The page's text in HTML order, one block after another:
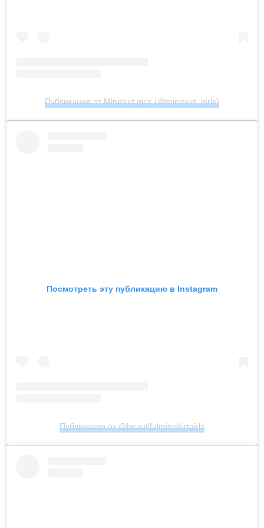
Публикация от Miniskirt girls (@miniskirt_girls)
Посмотреть эту публикацию в Instagram
Публикация от @beautifulminiskirtgirls